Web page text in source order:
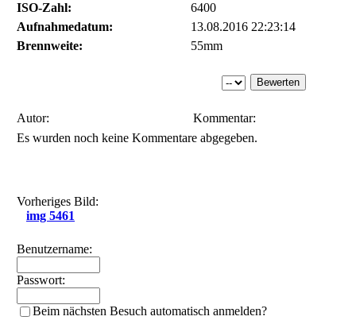
ISO-Zahl:
6400
Aufnahmedatum:
13.08.2016 22:23:14
Brennweite:
55mm
Autor:
Kommentar:
Es wurden noch keine Kommentare abgegeben.
Vorheriges Bild:
img 5461
Benutzername:
Passwort:
Beim nächsten Besuch automatisch anmelden?